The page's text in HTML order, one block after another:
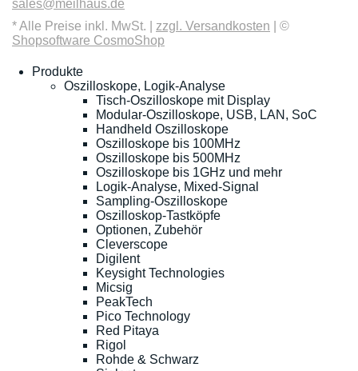
sales@meilhaus.de
* Alle Preise inkl. MwSt. | zzgl. Versandkosten | ©
Shopsoftware CosmoShop
Produkte
Oszilloskope, Logik-Analyse
Tisch-Oszilloskope mit Display
Modular-Oszilloskope, USB, LAN, SoC
Handheld Oszilloskope
Oszilloskope bis 100MHz
Oszilloskope bis 500MHz
Oszilloskope bis 1GHz und mehr
Logik-Analyse, Mixed-Signal
Sampling-Oszilloskope
Oszilloskop-Tastköpfe
Optionen, Zubehör
Cleverscope
Digilent
Keysight Technologies
Micsig
PeakTech
Pico Technology
Red Pitaya
Rigol
Rohde & Schwarz